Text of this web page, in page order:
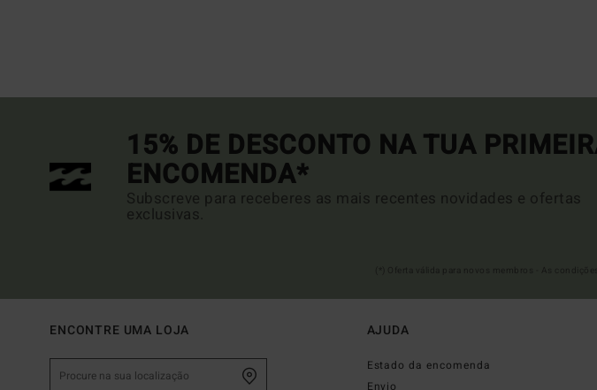
15% DE DESCONTO NA TUA
ENCOMENDA*
Subscreve para receberes as mais recentes novidades e ofertas
exclusivas.
ENCONTRE UMA LOJA AJUDA
Estado da encomenda
Envio